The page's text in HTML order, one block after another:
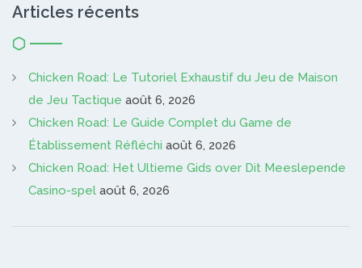
Articles récents
Chicken Road: Le Tutoriel Exhaustif du Jeu de Maison
de Jeu Tactique août 6, 2026
Chicken Road: Le Guide Complet du Game de
Établissement Réfléchi août 6, 2026
Chicken Road: Het Ultieme Gids over Dit Meeslepende
Casino-spel août 6, 2026